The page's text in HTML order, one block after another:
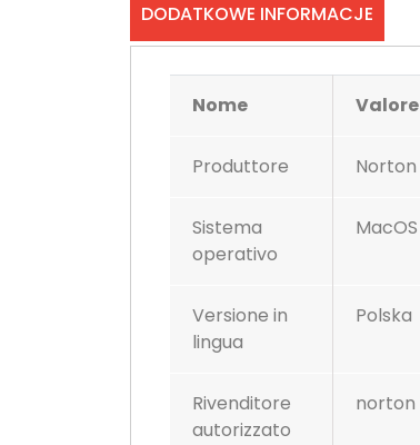
DODATKOWE INFORMACJE
Nome Valore
Produttore Norton
Sistema
operativo
MacOS
Versione in
lingua
Polska
Rivenditore
autorizzato
norton